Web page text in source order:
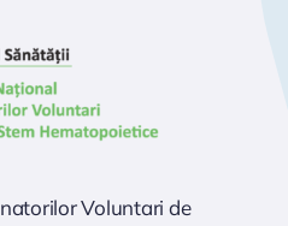
Voluntari de